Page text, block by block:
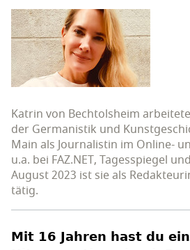
Katrin von Bechtolsheim
der Germanistik und
Main als Journalistin im Online-
u.a. bei FAZ.NET, Tagesspiegel
August 2023 ist sie als
tätig.
Mit 16 Jahren hast du